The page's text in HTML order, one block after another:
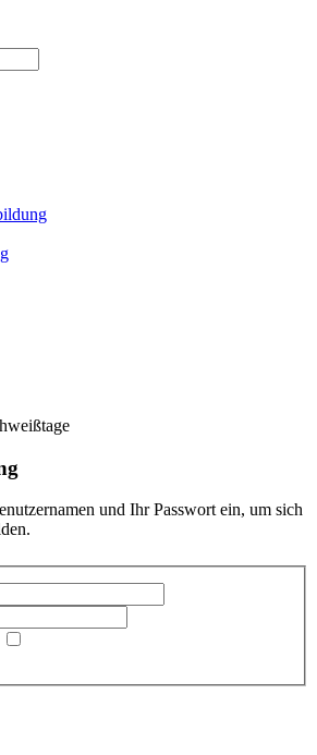
und Ihr Passwort ein, um sich